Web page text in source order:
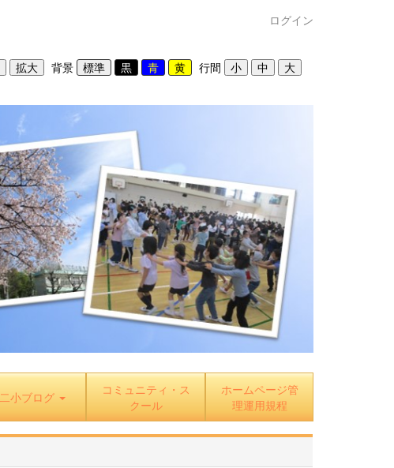
ログイン
背景 行間
二小ブログ
コミュニティ・ス
クール
ホームページ管
理運用規程